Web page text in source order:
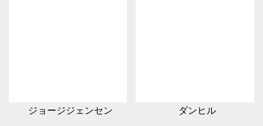
ジョージジェンセン ダンヒル